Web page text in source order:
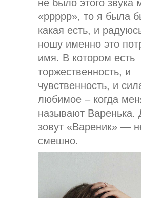
не было этого звука
«ррррр», то я была
какая есть, и
ношу именно это
имя. В котором есть
торжественность, и
чувственность, и
любимое – когда
называют Варенька.
зовут «Вареник» —
смешно.